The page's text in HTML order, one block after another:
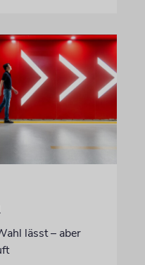
lässt – aber